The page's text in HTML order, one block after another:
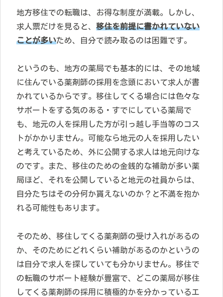
地方移住での転職は、お得な制度が満載。しかし、
求人票だけを見ると、 移住を前提に書かれていない
ことが多いため、自分で読み取るのは困難です。
というのも、地方の薬局でも基本的には、その地域
に住んでいる薬剤師の採用を念頭において求人が書
かれているからです。移住してくる場合には色々な
サポートをする気のある・すでにしている薬局で
も、地元の人を採用した方が引っ越し手当等のコス
トがかかりません。可能なら地元の人を採用したい
と考えているため、外に公開する求人は地元向けな
のです。また、移住のための金銭的な補助が多い薬
局ほど、それを公開していると地元の社員からは、
自分たちはその分何か貰えないのか？と不満を抱か
れる可能性もあります。
そのため、移住してくる薬剤師の受け入れがあるの
か、そのためにどれくらい補助があるのかというの
は自分で求人を探していても分かりません。移住で
の転職のサポート経験が豊富で、どこの薬局が移住
してくる薬剤師の採用に積極的かを分かっているエ